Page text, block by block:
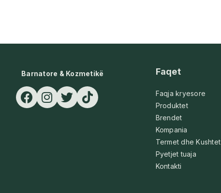
Barnatore & Kozmetikë Faqet
Faqja kryesore
Produktet
Brendet
Kompania
Termet dhe Kushtet
Pyetjet tuaja
Kontakti